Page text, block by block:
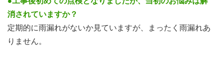
消されていますか？
定期的に雨漏れがないか見ていますが、まったく雨漏れあ
りません。